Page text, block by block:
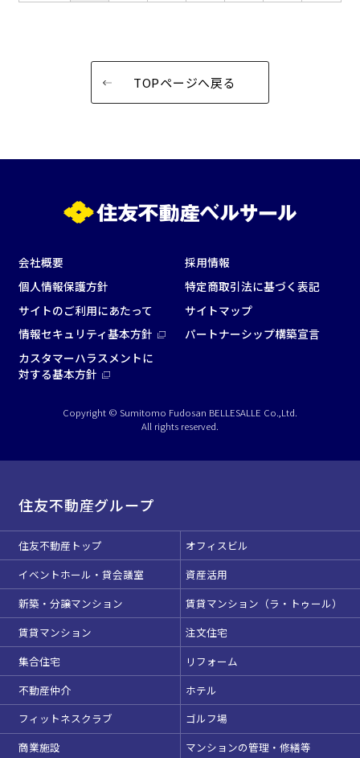
TOPページへ戻る
会社概要
採用情報
個人情報保護方針
特定商取引法に基づく表記
サイトのご利用にあたって
サイトマップ
情報セキュリティ基本方針
パートナーシップ構築宣言
カスタマーハラスメントに
対する基本方針
Copyright © Sumitomo Fudosan BELLESALLE Co.,Ltd.
All rights reserved.
住友不動産グループ
住友不動産トップ
オフィスビル
イベントホール・貸会議室
資産活用
新築・分譲マンション
賃貸マンション（ラ・トゥール）
賃貸マンション
注文住宅
集合住宅
リフォーム
不動産仲介
ホテル
フィットネスクラブ
ゴルフ場
商業施設
マンションの管理・修繕等
大型スクリーンあり
控室あり
パーティ・懇親会
株主総会・IR
e-sports大会
プレス発表
この条件で検索